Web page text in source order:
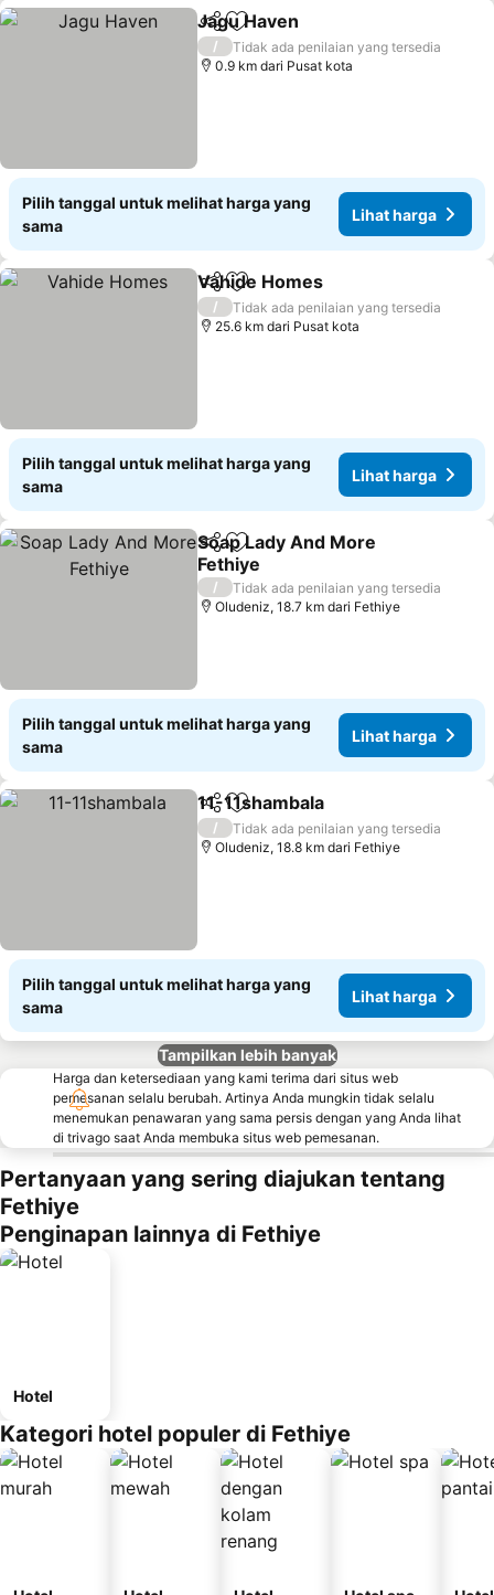
BagikanTambahkan ke favorit
Jagu Haven
/
Tidak ada penilaian yang tersedia
0.9 km dari Pusat kota
Pilih tanggal untuk melihat harga yang
sama
Lihat harga
BagikanTambahkan ke favorit
Vahide Homes
/
Tidak ada penilaian yang tersedia
25.6 km dari Pusat kota
Pilih tanggal untuk melihat harga yang
sama
Lihat harga
BagikanTambahkan ke favorit
Soap Lady And More
Fethiye
/
Tidak ada penilaian yang tersedia
Oludeniz, 18.7 km dari Fethiye
Pilih tanggal untuk melihat harga yang
sama
Lihat harga
BagikanTambahkan ke favorit
11-11shambala
/
Tidak ada penilaian yang tersedia
Oludeniz, 18.8 km dari Fethiye
Pilih tanggal untuk melihat harga yang
sama
Lihat harga
Tampilkan lebih banyak
Harga dan ketersediaan yang kami terima dari situs web
pemesanan selalu berubah. Artinya Anda mungkin tidak selalu
menemukan penawaran yang sama persis dengan yang Anda lihat
di trivago saat Anda membuka situs web pemesanan.
Pertanyaan yang sering diajukan tentang
Fethiye
Penginapan lainnya di Fethiye
Hotel
Kategori hotel populer di Fethiye